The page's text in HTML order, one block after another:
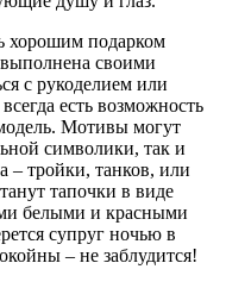
хорошим подарком
своими
с рукоделием или
есть возможность
Мотивы могут
символики, так и
– тройки, танков, или
тапочки в виде
белыми и красными
супруг ночью в
– не заблудится!